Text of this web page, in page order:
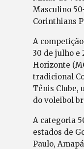
Masculino
Corinthians
A
30 de julho e
Horizonte
tradicional
Tênis Clube,
do voleibol
A categoria
estados de
Paulo,